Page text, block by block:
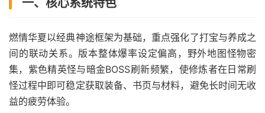
燃情华夏以经典神途框架为基础，重点强化了打宝与养成之
间的联动关系。版本整体爆率设定偏高，野外地图怪物密
集，紫色精英怪与暗金BOSS刷新频繁，使修炼者在日常刷
怪过程中即可稳定获取装备、书页与材料，避免长时间无收
益的疲劳体验。